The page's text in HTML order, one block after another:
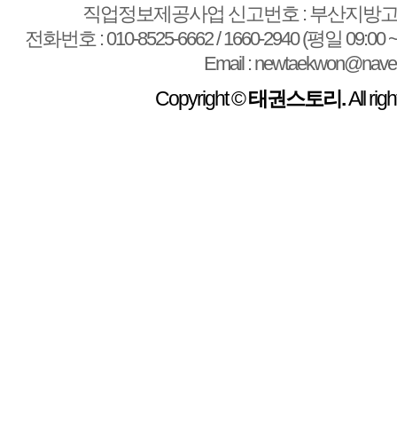
직업정보제공사업 신고번호 : 부산지방
전화번호 : 010-8525-6662 / 1660-2940 (평일 09:00
Email :
Copyright ©태권스토리.All